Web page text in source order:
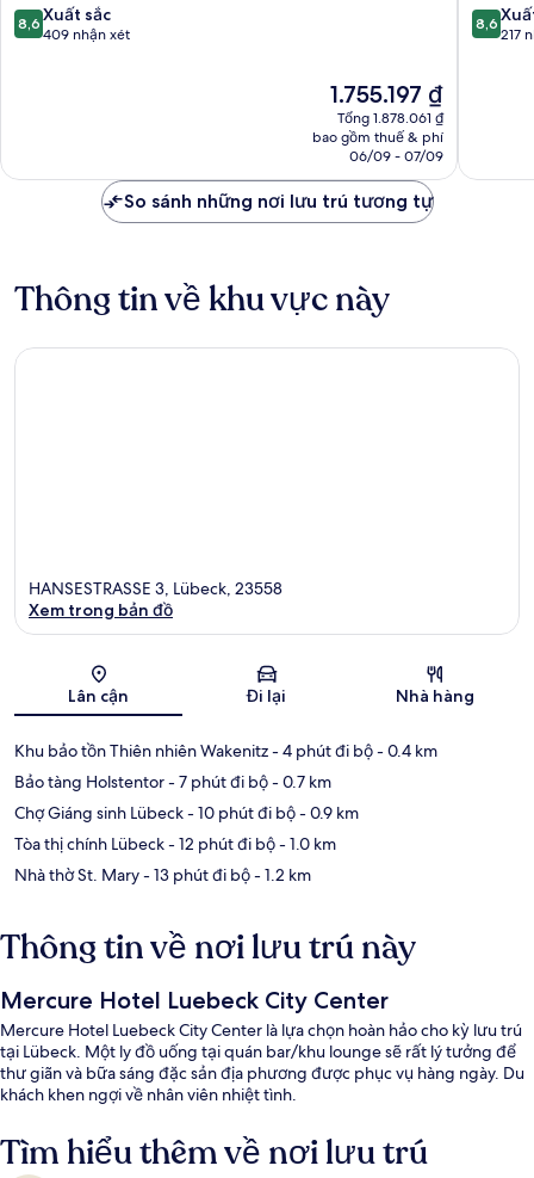
Sankt
Lorenz
8.6
trên
8,6 Xuất sắc
409 nhận xét
Giá
hiện
tại
1.755.197 ₫
1.755.197 ₫
Tổng 1.878.061 ₫
bao gồm thuế & phí
06/09 - 07/09
Sankt
Lorenz
8.6
trên
8,6
217
So sánh những nơi lưu trú tương tự
Thông tin về khu vực này
Bản đồ
HANSESTRASSE 3, Lübeck, 23558
Xem trong bản đồ
Lân cận Đi lại Nhà hàng
Khu bảo tồn Thiên nhiên Wakenitz- 4 phút đi bộ- 0.4 km
Bảo tàng Holstentor- 7 phút đi bộ- 0.7 km
Chợ Giáng sinh Lübeck- 10 phút đi bộ- 0.9 km
Tòa thị chính Lübeck- 12 phút đi bộ- 1.0 km
Nhà thờ St. Mary- 13 phút đi bộ- 1.2 km
Thông tin về nơi lưu trú này
Mercure Hotel Luebeck City Center
Mercure Hotel Luebeck City Center là lựa chọn hoàn hảo cho kỳ lưu trú
tại Lübeck. Một ly đồ uống tại quán bar/khu lounge sẽ rất lý tưởng để
thư giãn và bữa sáng đặc sản địa phương được phục vụ hàng ngày. Du
khách khen ngợi về nhân viên nhiệt tình.
Tìm hiểu thêm về nơi lưu trú